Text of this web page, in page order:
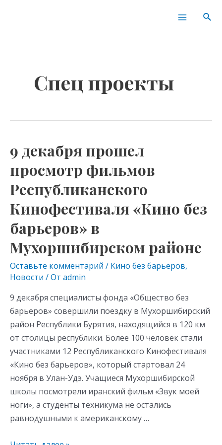
Main
Спец проекты
9 декабря прошел
просмотр фильмов
Республиканского
Кинофестиваля «Кино без
барьеров» в
Мухоршибирском районе
Оставьте комментарий / Кино без барьеров,
Новости / От admin
9 декабря специалисты фонда «Общество без
барьеров» совершили поездку в Мухоршибирский
район Республики Бурятия, находящийся в 120 км
от столицы республики. Более 100 человек стали
участниками 12 Республиканского Кинофестиваля
«Кино без барьеров», который стартовал 24
ноября в Улан-Удэ. Учащиеся Мухоршибирской
школы посмотрели иранский фильм «Звук моей
ноги», а студенты техникума не остались
равнодушными к американскому …
9
декабря
прошел
просмотр
фильмов
Республиканского
Кинофестиваля
«Кино
без
барьеров»
в
Мухоршибирском
районе